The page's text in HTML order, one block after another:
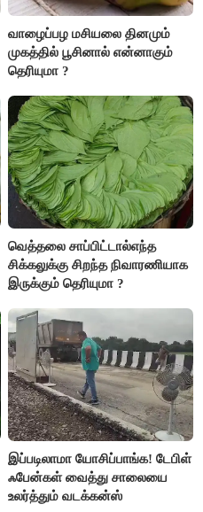
வாழைப்பழ மசியலை தினமும்
முகத்தில் பூசினால் என்னாகும்
தெரியுமா ?
வெத்தலை சாப்பிட்டால்எந்த
சிக்கலுக்கு சிறந்த நிவாரணியாக
இருக்கும் தெரியுமா ?
இப்படிலாமா யோசிப்பாங்க! டேபிள்
ஃபேன்கள் வைத்து சாலையை
உலர்த்தும் வடக்கன்ஸ்